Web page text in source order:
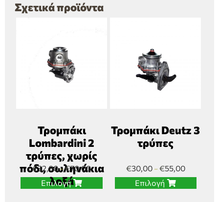
Σχετικά προϊόντα
Τρομπάκι
Lombardini 2
τρύπες, χωρίς
πόδι, σωληνάκια
λοξά
€32,00–€70,00
Επιλογή
Τρομπάκι Deutz 3
τρύπες
€30,00–€55,00
Επιλογή